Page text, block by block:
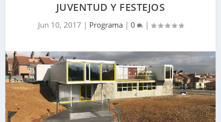
JUVENTUD Y FESTEJOS
Jun 10, 2017 | Programa| 0 |